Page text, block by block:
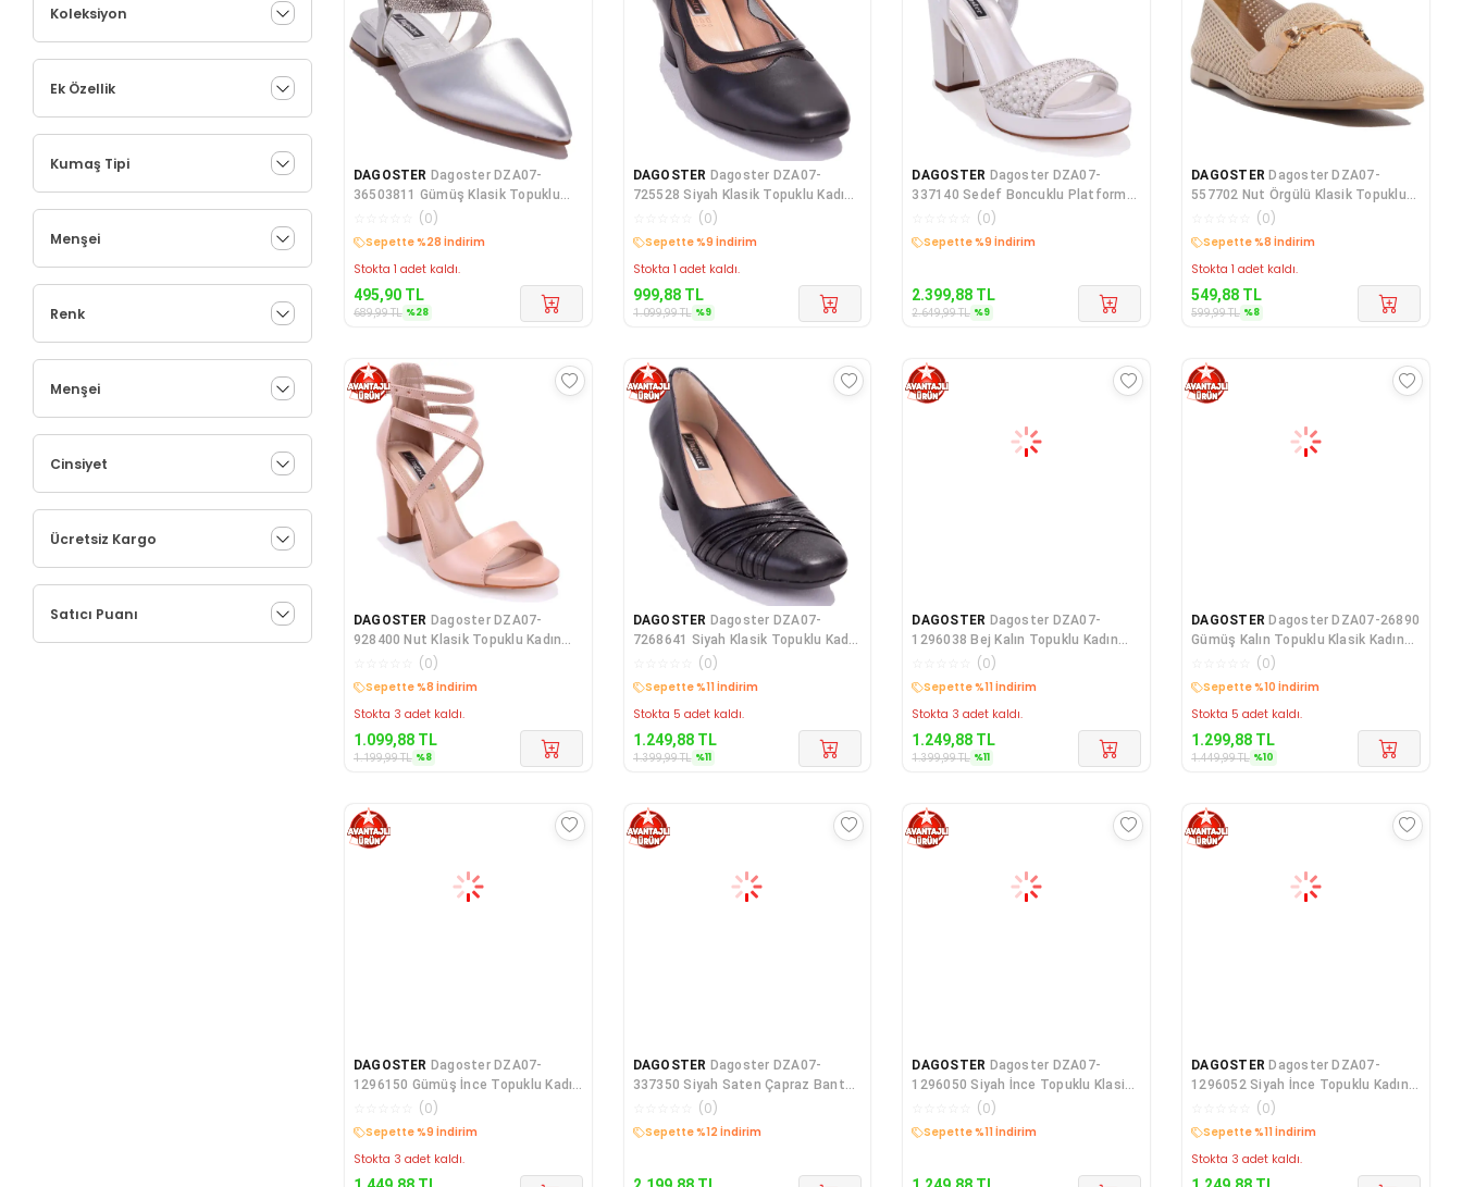
Koleksiyon
Ek Özellik
Kumaş Tipi
Menşei
Renk
Menşei
Cinsiyet
Ücretsiz Kargo
Satıcı Puanı
DAGOSTER Dagoster DZA07-
36503811 Gümüş Klasik Topuklu
Kadın Ayakkabı
(0)
Kargo Bedava
Stokta 1 adet kaldı.
495,90 TL
689,99TL %28
DAGOSTER Dagoster DZA07-
725528 Siyah Klasik Topuklu Kadın
(0)
Kargo Bedava
Stokta 1 adet kaldı.
999,88 TL
1.099,99TL %9
DAGOSTER Dagoster DZA07-
337140 Sedef Boncuklu Platform
Topuklu Kadın Ayak
(0)
Kargo Bedava
2.399,88 TL
2.649,99TL %9
DAGOSTER Dagoster DZA07-
557702 Nut Örgülü Klasik Topuklu
Kadın Ayakkabı
(0)
Kargo Bedava
Stokta 1 adet kaldı.
549,88 TL
599,99TL %8
DAGOSTER Dagoster DZA07-
928400 Nut Klasik Topuklu Kadın
(0)
Kargo Bedava
Stokta 3 adet kaldı.
1.099,88 TL
1.199,99TL %8
DAGOSTER Dagoster DZA07-
7268641 Siyah Klasik Topuklu Kadın
(0)
Kargo Bedava
Stokta 5 adet kaldı.
1.249,88 TL
1.399,99TL %11
DAGOSTER Dagoster DZA07-
1296038 Bej Kalın Topuklu Kadın
(0)
Kargo Bedava
Stokta 3 adet kaldı.
1.249,88 TL
1.399,99TL %11
DAGOSTER Dagoster DZA07-26890
Gümüş Kalın Topuklu Klasik Kadın
(0)
Kargo Bedava
Stokta 5 adet kaldı.
1.299,88 TL
1.449,99TL %10
DAGOSTER Dagoster DZA07-
1296150 Gümüş İnce Topuklu Kadın
(0)
Kargo Bedava
Stokta 3 adet kaldı.
DAGOSTER Dagoster DZA07-
337350 Siyah Saten Çapraz Bant
Platform Topuklu
(0)
Kargo Bedava
DAGOSTER Dagoster DZA07-
1296050 Siyah İnce Topuklu Klasik
Kadın Ayakkabı
(0)
Kargo Bedava
DAGOSTER Dagoster DZA07-
1296052 Siyah İnce Topuklu Kadın
(0)
Kargo Bedava
Stokta 3 adet kaldı.